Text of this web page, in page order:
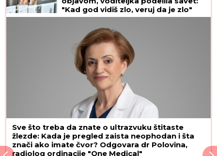
"Kad god vidiš zlo, veruj da je zlo"
Sve što treba da znate o ultrazvuku štitaste
žlezde: Kada je pregled zaista neophodan i šta
znači ako imate čvor? Odgovara dr Polovina,
radiolog ordinacije "One Medical"